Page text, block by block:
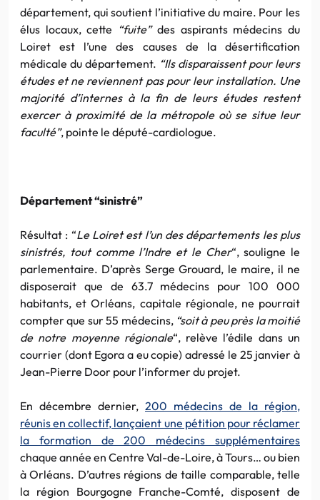
département, qui soutient l’initiative du maire. Pour les
élus locaux, cette “fuite”des aspirants médecins du
Loiret est l’une des causes de la désertification
médicale du département. “Ils disparaissent pour leurs
études et ne reviennent pas pour leur installation. Une
majorité d’internes à la fin de leurs études restent
exercer à proximité de la métropole où se situe leur
faculté”, pointe le député-cardiologue.
Département “sinistré”
Résultat : “Le Loiret est l’un des départements les plus
sinistrés, tout comme l’Indre et le Cher“, souligne le
parlementaire. D’après Serge Grouard, le maire, il ne
disposerait que de 63.7 médecins pour 100 000
habitants, et Orléans, capitale régionale, ne pourrait
compter que sur 55 médecins, “soit à peu près la moitié
de notre moyenne régionale“, relève l’édile dans un
courrier (dont Egora a eu copie) adressé le 25 janvier à
Jean-Pierre Door pour l’informer du projet.
En décembre dernier, 200 médecins de la région,
réunis en collectif, lançaient une pétition pour réclamer
la formation de 200 médecins supplémentaires
chaque année en Centre Val-de-Loire, à Tours… ou bien
à Orléans. D’autres régions de taille comparable, telle
la région Bourgogne Franche-Comté, disposent de